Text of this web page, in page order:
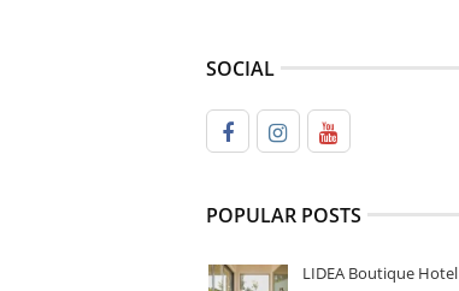
SOCIAL
POPULAR POSTS
LIDEA Boutique Hotel